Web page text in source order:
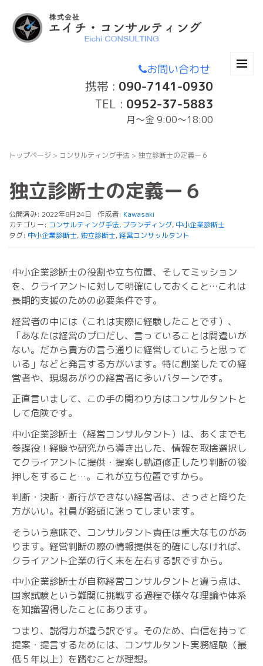
お問い合わせ
携帯 : 090-7141-0930
TEL : 0952-37-5883
月〜金 9:00～18:00
トップページ > コンサルティング手法 > 独立診断士の定義ー６
独立診断士の定義ー６
公開済み: 2022年8月24日 作成者: Kawasaki
カテゴリー: コンサルティング手法, ブランディング, 中小企業診断士
タグ: 中小企業診断士, 独立診断士,経営コンサッルタント
中小企業診断士の役割や立ち位置、そしてミッション
を、クライアントに対して明確にしておくこと…これは
長期的支援のための必要条件です。
経営者の中には（これは実際に経験したことです）、
「あなたは経営のプロだし、言っていることは間違いが
ない。だから貴方の言う通りに経営していこうと思って
いる」などと発言する方がいます。特に創業したての経
営者や、現場あがりの経営者に多いパターンです。
正直言いまして、この手の関わり方はコンサルタントと
して危険です。
中小企業診断士（経営コンサルタント）は、あくまでも
参謀役！経験や研究から導き出した、情報を取捨選択し
てクライアントに提供・提案し軌道修正したり判断の後
押しをすること…。これが立ち位置ですから。
判断・決断・断行ができない経営者は、さっさと降りた
方がいい。社員が路頭に迷ってしまいます。
そういう意味で、コンサルタント責任は重大なものがあ
ります。経営判断の際の情報提供を的確にしなければ、
クライアント企業の行く末を左右する訳ですから。
中小企業診断士が自称経営コンサルタントと違う点は、
国家試験という難関に挑戦する過程で様々な理論や体系
を知識習得したことにあります。
つまり、説得力が違う訳です。そのため、自信を持って
提案・提言するためには、コンサルタント実務経験（最
低５年以上）を踏むことが理想。